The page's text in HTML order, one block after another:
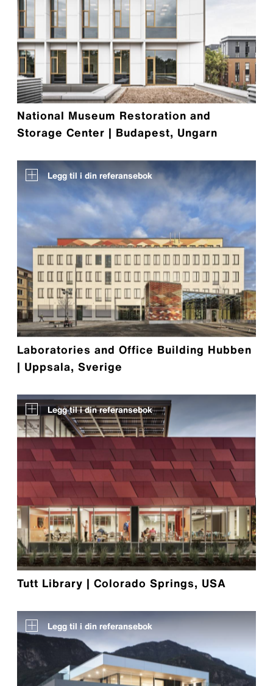
National Museum Restoration and
Storage Center | Budapest, Ungarn
Legg til i din referansebok
Laboratories and Office Building Hubben
| Uppsala, Sverige
Legg til i din referansebok
Tutt Library | Colorado Springs, USA
Legg til i din referansebok